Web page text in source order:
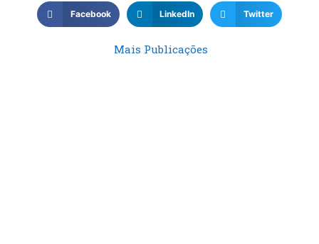
Facebook LinkedIn Twitter
Mais Publicações